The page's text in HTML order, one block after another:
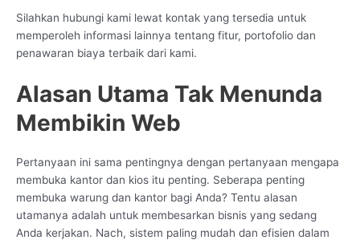
Silahkan hubungi kami lewat kontak yang tersedia untuk
memperoleh informasi lainnya tentang fitur, portofolio dan
penawaran biaya terbaik dari kami.
Alasan Utama Tak Menunda
Membikin Web
Pertanyaan ini sama pentingnya dengan pertanyaan mengapa
membuka kantor dan kios itu penting. Seberapa penting
membuka warung dan kantor bagi Anda? Tentu alasan
utamanya adalah untuk membesarkan bisnis yang sedang
Anda kerjakan. Nach, sistem paling mudah dan efisien dalam